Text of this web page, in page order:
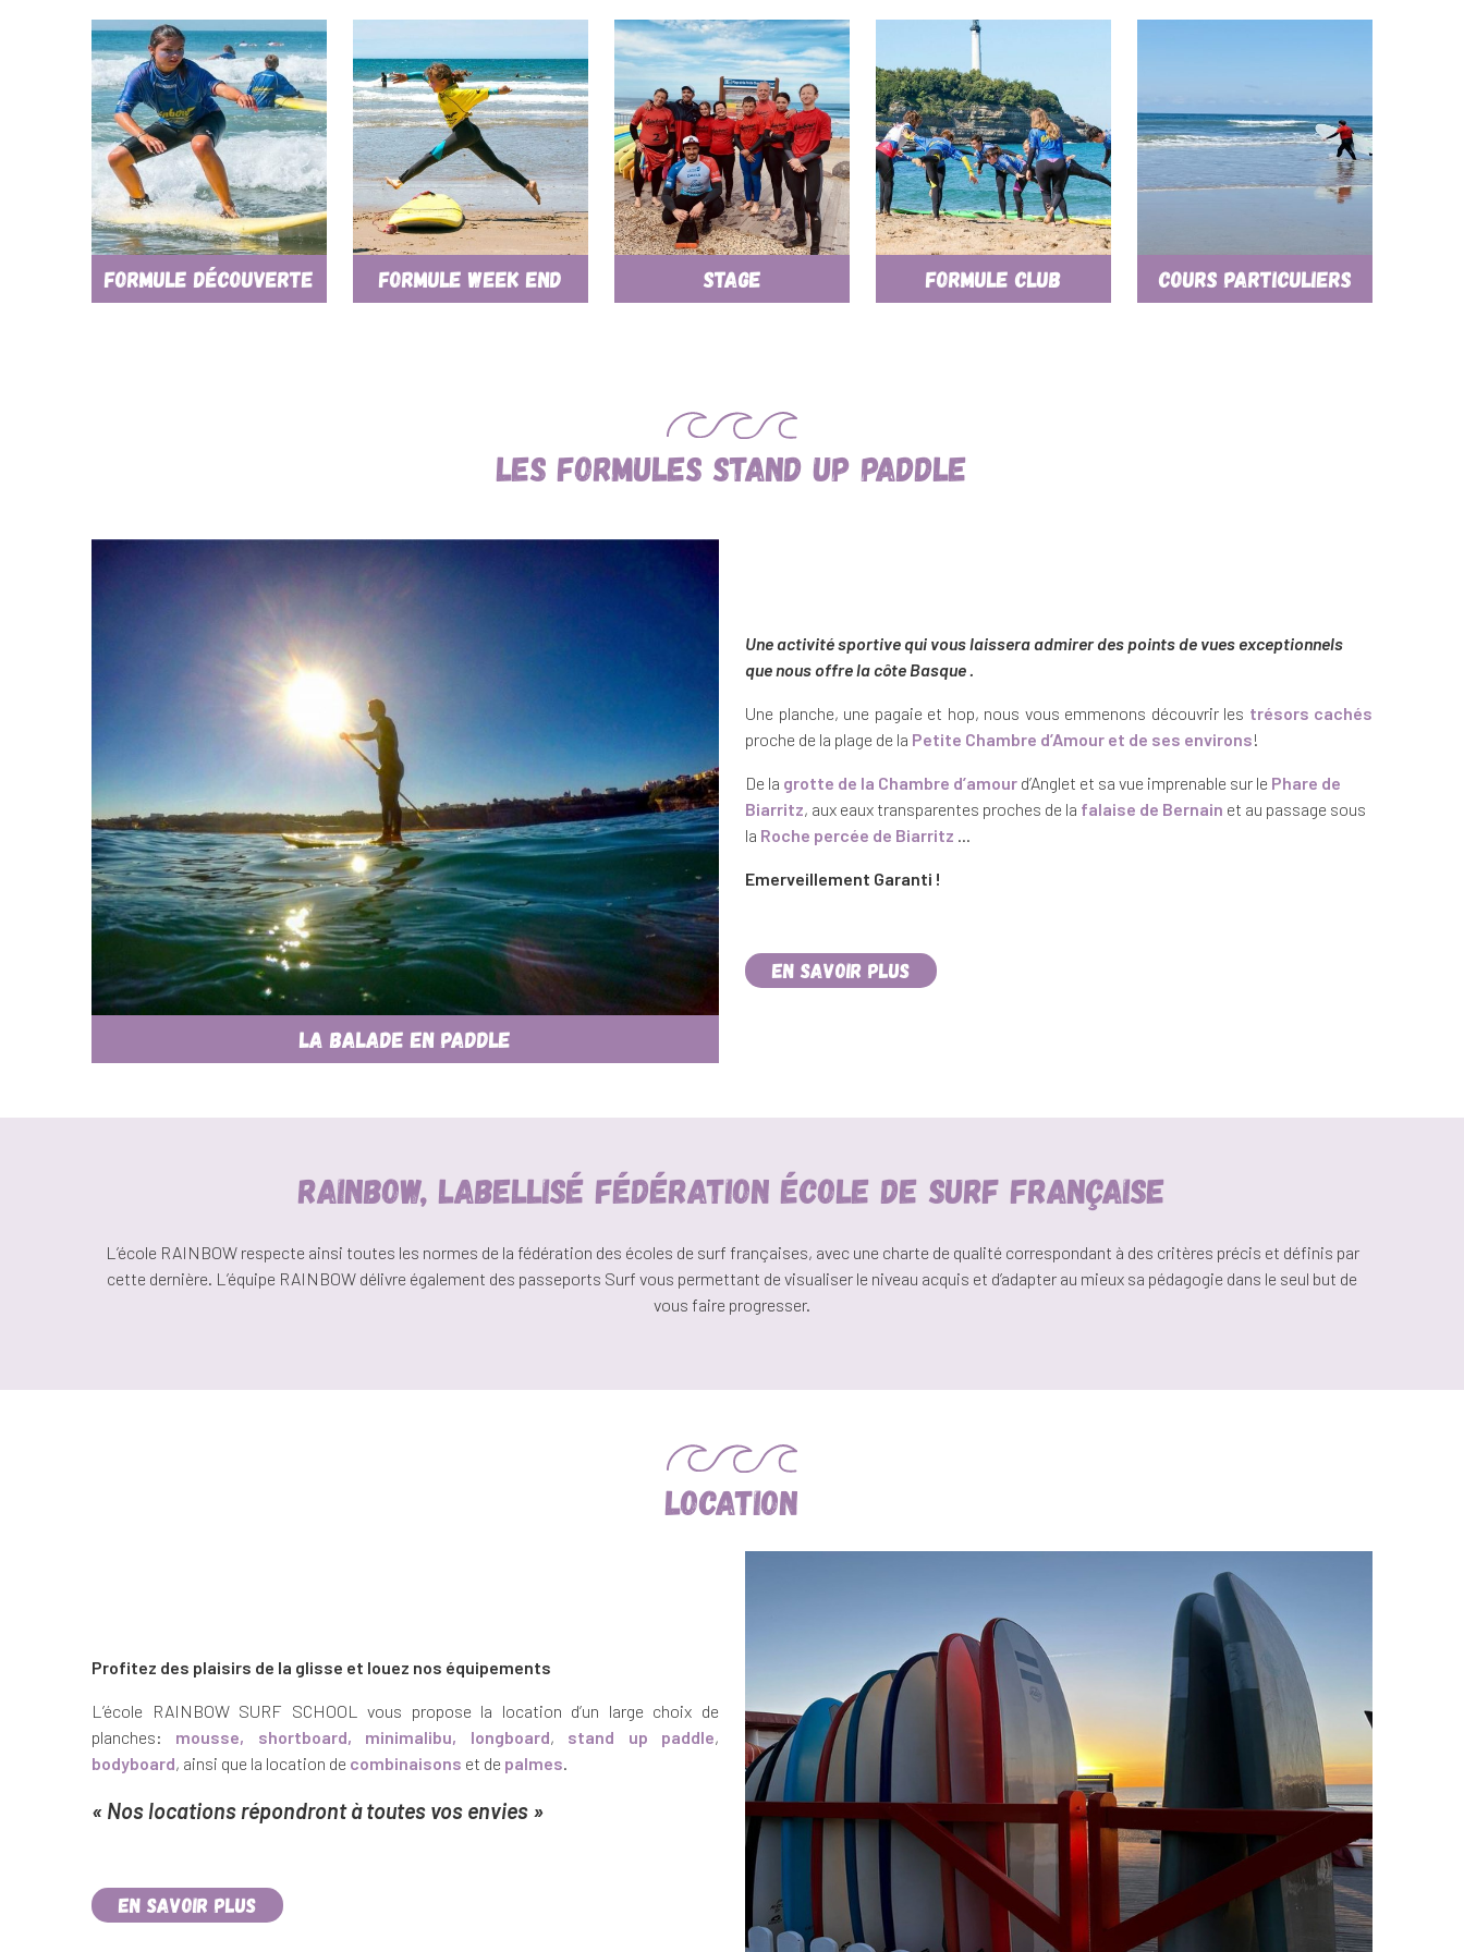
Formule découverte Formule Week end Stage Formule Club Cours particuliers
Les formules Stand Up Paddle
La Balade en paddle
Une activité sportive qui vous laissera admirer des points de vues exceptionnels
que nous offre la côte Basque .
Une planche, une pagaie et hop, nous vous emmenons découvrir les trésors cachés
proche de la plage de la Petite Chambre d’Amour et de ses environs!
De la grotte de la Chambre d’amour d’Anglet et sa vue imprenable sur le Phare de
Biarritz, aux eaux transparentes proches de la falaise de Bernain et au passage sous
la Roche percée de Biarritz
Emerveillement Garanti !
En savoir plus
RAINBOW, LABELLISÉ FÉDÉRATION ÉCOLE DE SURF FRANÇAISE
L’école RAINBOW respecte ainsi toutes les normes de la fédération des écoles de surf françaises, avec une charte de qualité correspondant à des critères précis et définis par
cette dernière. L’équipe RAINBOW délivre également des passeports Surf vous permettant de visualiser le niveau acquis et d’adapter au mieux sa pédagogie dans le seul but de
vous faire progresser.
Location
Profitez des plaisirs de la glisse et louez nos équipements
L’école RAINBOW SURF SCHOOL vous propose la location d’un large choix de
planches: mousse, shortboard, minimalibu, longboard, stand up paddle,
bodyboard, ainsi que la location de combinaisons et de palmes
« Nos locations répondront à toutes vos envies »
En savoir plus